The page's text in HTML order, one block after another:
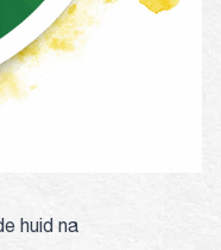
huid na